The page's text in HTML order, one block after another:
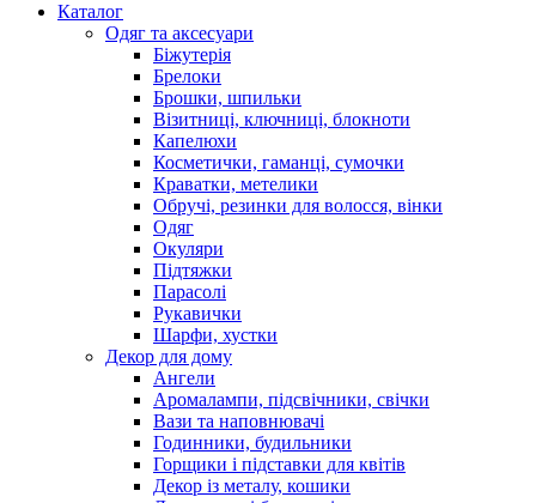
Каталог
Oдяг та аксесуари
Біжутерія
Брелоки
Брошки, шпильки
Візитниці, ключниці, блокноти
Капелюхи
Косметички, гаманці, сумочки
Краватки, метелики
Обручі, резинки для волосся, вінки
Одяг
Окуляри
Підтяжки
Парасолі
Рукавички
Шарфи, хустки
Декор для дому
Ангели
Аромалампи, підсвічники, свічки
Вази та наповнювачі
Годинники, будильники
Горщики і підставки для квітів
Декор із металу, кошики